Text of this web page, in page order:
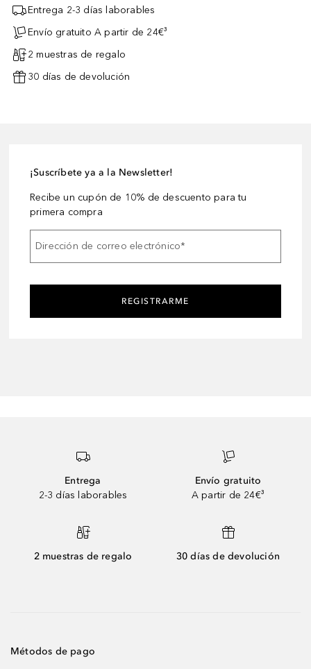
Entrega 2-3 días laborables
Envío gratuito A partir de 24€³
2 muestras de regalo
30 días de devolución
¡Suscríbete ya a la Newsletter!
Recibe un cupón de 10% de descuento para tu
primera compra
Dirección de correo electrónico*
REGISTRARME
Entrega
2-3 días laborables
Envío gratuito
A partir de 24€³
2 muestras de regalo 30 días de devolución
Métodos de pago